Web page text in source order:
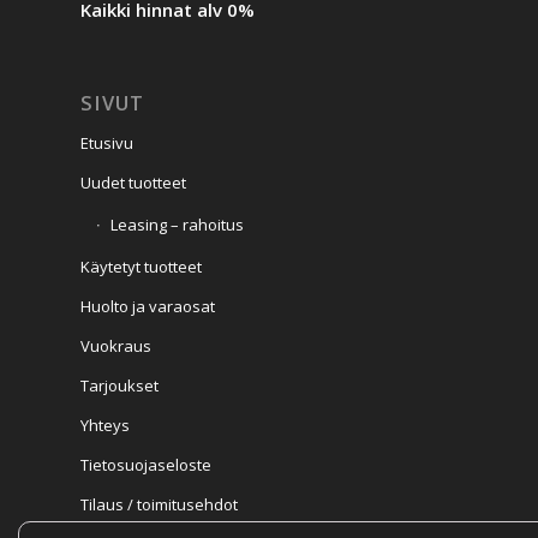
Kaikki hinnat alv 0%
SIVUT
Etusivu
Uudet tuotteet
Leasing – rahoitus
Käytetyt tuotteet
Huolto ja varaosat
Vuokraus
Tarjoukset
Yhteys
Tietosuojaseloste
Tilaus / toimitusehdot